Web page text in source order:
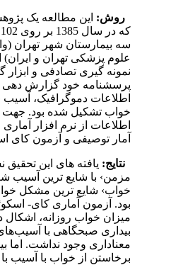
روش:این مطالعه یک
که
سه بیمارستان شهر تهران
علوم پزشکی تهران و ایران)
نمونه گیری تصادفی و ابزار
پرسشنامه خود گزارش دهی
اطلاعات دموگرافیک، آسیب
خواب تشکیل شده بود. جهت
آمار توصیفی و آزمون کای
نتایج:یافته های این تحقیق
مزمن› با شایع ترین آسیب
خواب› شایع ترین مشکل خواب
بود. آزمون آماری کای-
میزان خواب روزانه‏، اشکال
بیداری صبحگاهی با
معناداری وجود نداشت. اما
برخاستن از خواب با آسیب با